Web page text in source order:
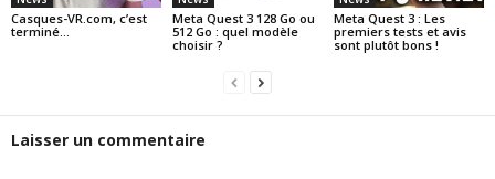
Casques-VR.com, c’est
terminé…
Meta Quest 3 128 Go ou
512 Go : quel modèle
choisir ?
Meta Quest 3 : Les
premiers tests et avis
sont plutôt bons !
Laisser un commentaire